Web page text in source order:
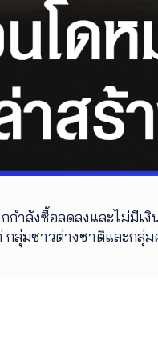
ำลังซื้อลดลงและไม่มีเ
ลุ่มชาวต่างชาติและกลุ่